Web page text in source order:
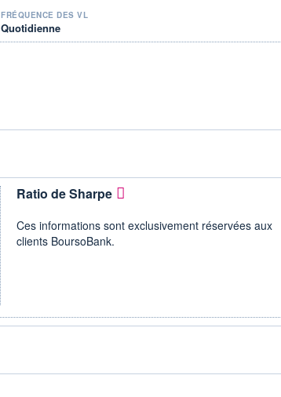
FRÉQUENCE DES VL
Quotidienne
Ratio de Sharpe
Ces informations sont exclusivement réservées aux
clients BoursoBank.